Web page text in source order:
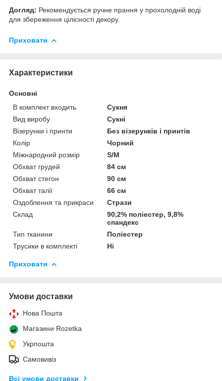
Догляд: Рекомендується ручне прання у прохолодній воді
для збереження цілісності декору.
Приховати
Характеристики
Основні
В комплект входить
Сукня
Вид виробу
Сукні
Візерунки і принти
Без візерунків і принтів
Колір
Чорний
Міжнародний розмір
S/M
Обхват грудей
84 см
Обхват стегон
90 см
Обхват талії
66 см
Оздоблення та прикраси
Стрази
Склад
90,2% поліестер, 9,8%
спандекс
Тип тканини
Поліестер
Трусики в комплекті
Ні
Приховати
Умови доставки
Нова Пошта
Магазини Rozetka
Укрпошта
Самовивіз
Всі умови доставки